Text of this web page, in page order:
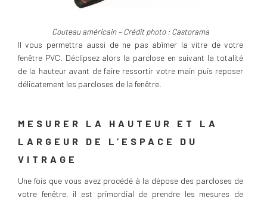
Couteau américain – Crédit photo : Castorama
Il vous permettra aussi de ne pas abîmer la vitre de votre
fenêtre PVC. Déclipsez alors la parclose en suivant la totalité
de la hauteur avant de faire ressortir votre main puis reposer
délicatement les parcloses de la fenêtre.
MESURER LA HAUTEUR ET LA
LARGEUR DE L’ESPACE DU
VITRAGE
Une fois que vous avez procédé à la dépose des parcloses de
votre fenêtre, il est primordial de prendre les mesures de